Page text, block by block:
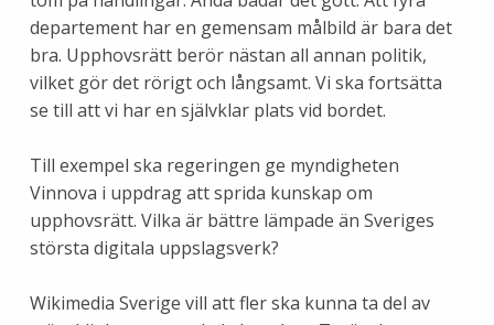
departement har en gemensam målbild är bara det
bra. Upphovsrätt berör nästan all annan politik,
vilket gör det rörigt och långsamt. Vi ska fortsätta
se till att vi har en självklar plats vid bordet.
Till exempel ska regeringen ge myndigheten
Vinnova i uppdrag att sprida kunskap om
upphovsrätt. Vilka är bättre lämpade än Sveriges
största digitala uppslagsverk?
Wikimedia Sverige vill att fler ska kunna ta del av